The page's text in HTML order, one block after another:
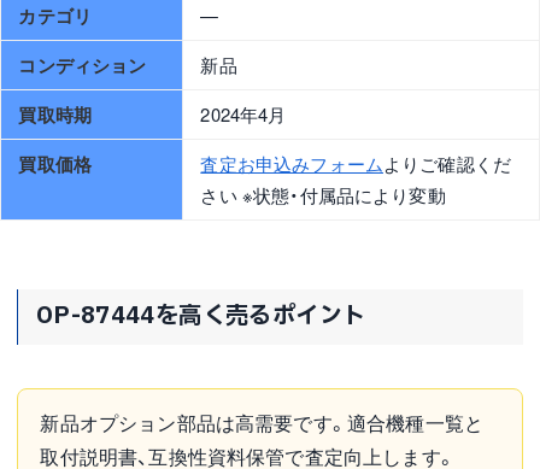
カテゴリ —
コンディション 新品
買取時期 2024年4月
買取価格 査定お申込みフォームよりご確認くだ
さい ※状態・付属品により変動
OP-87444を高く売るポイント
新品オプション部品は高需要です。適合機種一覧と
取付説明書、互換性資料保管で査定向上します。